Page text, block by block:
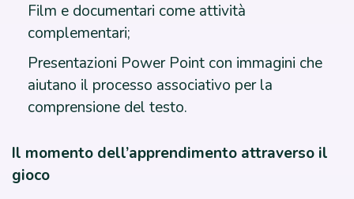
Film e documentari come attività
complementari;
Presentazioni Power Point con immagini che
aiutano il processo associativo per la
comprensione del testo.
Il momento dell’apprendimento attraverso il
gioco